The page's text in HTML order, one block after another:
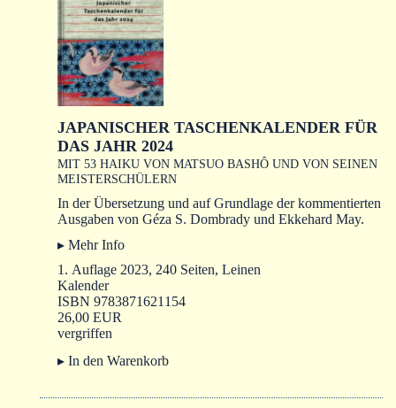
JAPANISCHER TASCHENKALENDER FÜR
DAS JAHR 2024
MIT 53 HAIKU VON MATSUO BASHÔ UND VON SEINEN
MEISTERSCHÜLERN
In der Übersetzung und auf Grundlage der kommentierten
Ausgaben von Géza S. Dombrady und Ekkehard May.
▸ Mehr Info
1. Auflage 2023, 240 Seiten, Leinen
Kalender
ISBN 9783871621154
26,00 EUR
vergriffen
▸ In den Warenkorb